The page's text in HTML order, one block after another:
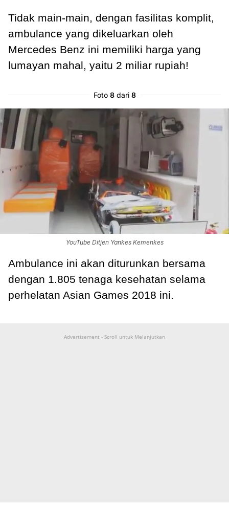
Tidak main-main, dengan fasilitas komplit,
ambulance yang dikeluarkan oleh
Mercedes Benz ini memiliki harga yang
lumayan mahal, yaitu 2 miliar rupiah!
Foto 8dari 8
YouTube Ditjen Yankes Kemenkes
Ambulance ini akan diturunkan bersama
dengan 1.805 tenaga kesehatan selama
perhelatan Asian Games 2018 ini.
Advertisement - Scroll untuk Melanjutkan